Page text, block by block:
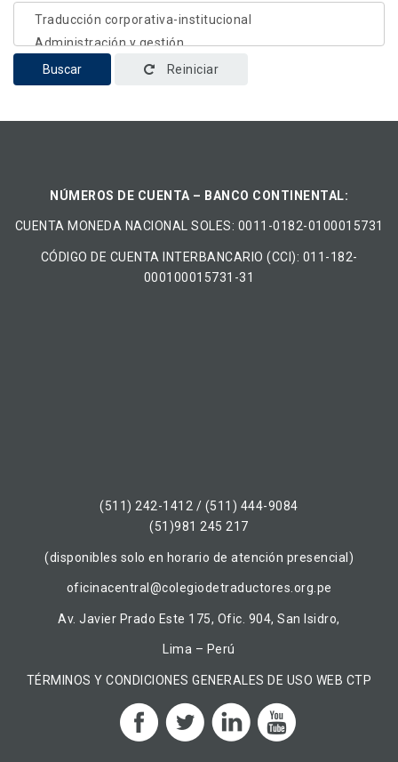
Buscar Reiniciar
NÚMEROS DE CUENTA – BANCO CONTINENTAL:
CUENTA MONEDA NACIONAL​ ​SOLES​: 0011-0182-0100015731
CÓDIGO DE CUENTA INTERBANCARIO (CCI): 011-182-
000100015731-31
(511) 242-1412 / (511) 444-9084
(51)981 245 217
(disponibles solo en horario de atención presencial)
oficinacentral@colegiodetraductores.org.pe
Av. Javier Prado Este 175, Ofic. 904, San Isidro,
Lima – Perú
TÉRMINOS Y CONDICIONES GENERALES DE USO WEB CTP